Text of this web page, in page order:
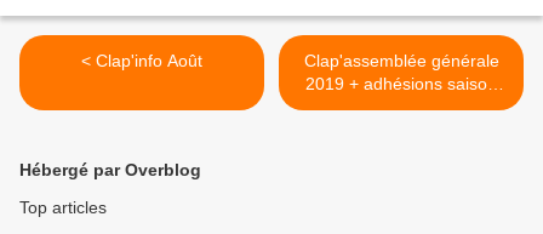
< Clap'info Août
Clap'assemblée générale
2019 + adhésions saison
2019/2020 >
Hébergé par Overblog
Top articles